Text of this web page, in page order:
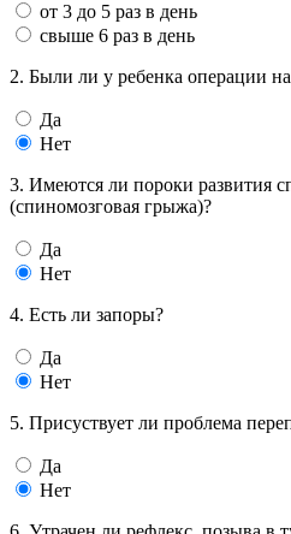
от 3 до 5 раз в день
свыше 6 раз в день
2. Были ли у ребенка операции
Да
Нет
3. Имеются ли пороки развития
(спиномозговая грыжа)?
Да
Нет
4. Есть ли запоры?
Да
Нет
5. Присуствует ли проблема
Да
Нет